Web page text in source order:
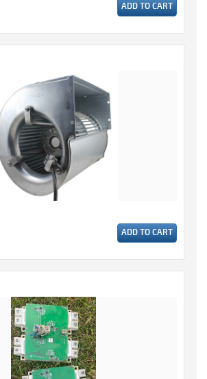
ADD TO CART
ADD TO CART